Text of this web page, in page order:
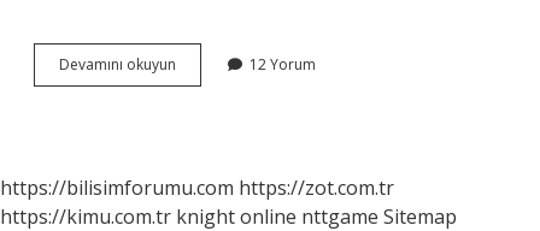
Devamını okuyun
Romeo
12 Yorum
https://bilisimforumu.com https://zot.com.tr
https://kimu.com.tr knight online nttgame Sitemap